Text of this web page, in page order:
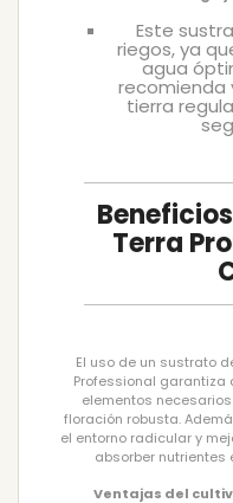
Este
riegos, ya
agua
recomienda
tierra
Terra
El uso de un sustrato
Professional
elementos
floración robusta.
el entorno radicular y
absorber
Ventajas del